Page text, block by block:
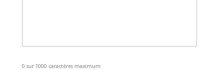
0 sur 1000 caractères maximum